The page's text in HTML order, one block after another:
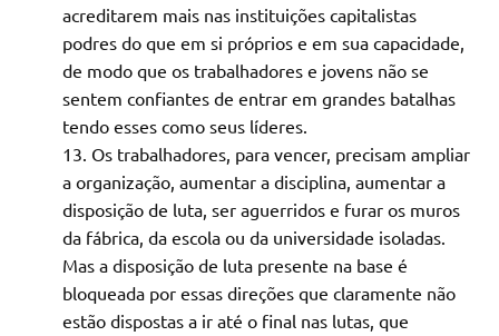
acreditarem mais nas instituições capitalistas
podres do que em si próprios e em sua capacidade,
de modo que os trabalhadores e jovens não se
sentem confiantes de entrar em grandes batalhas
tendo esses como seus líderes.
Os trabalhadores, para vencer, precisam ampliar
a organização, aumentar a disciplina, aumentar a
disposição de luta, ser aguerridos e furar os muros
da fábrica, da escola ou da universidade isoladas.
Mas a disposição de luta presente na base é
bloqueada por essas direções que claramente não
estão dispostas a ir até o final nas lutas, que